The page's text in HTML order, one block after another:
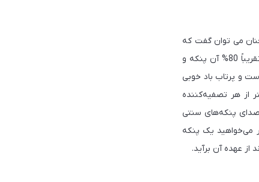
می توان گفت که
مدل Pure Cool Link در تصفیه هوا عملکرد خوبی دارد. اگر این دستگاه را بر اساس حجم تقسیم کنید، تقریباً 80% آن پنکه و
و پرتاب باد خوبی
از هر تصفیه‌کننده
صدای پنکه‌های سنتی
فیلتر می کند.اگر می‌خواهید یک پنکه
از عهده آن برآید.